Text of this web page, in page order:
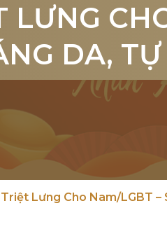
LƯNG
DA,
LƯNG
DA,
LƯNG
DA,
Triệt Lưng Cho Nam/LGBT –